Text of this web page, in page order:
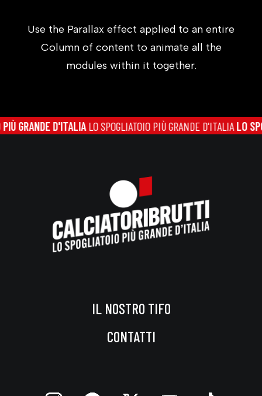
Use the Parallax effect applied to an entire
Column of content to animate all the
modules within it together.
GRANDE D'ITALIALO SPOGLIATOIO PIÙ GRANDE D'ITALIALO
IL NOSTRO TIFO
CONTATTI